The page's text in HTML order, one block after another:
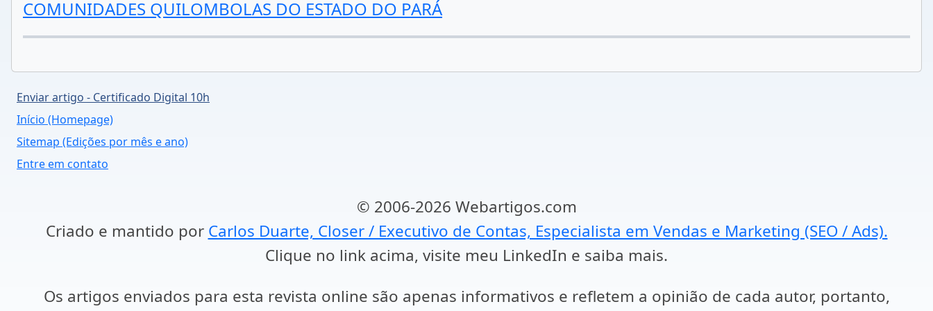
COMUNIDADES QUILOMBOLAS DO ESTADO DO PARÁ
Enviar artigo - Certificado Digital 10h
Início (Homepage)
Sitemap (Edições por mês e ano)
Entre em contato
© 2006-2026 Webartigos.com
Criado e mantido por Carlos Duarte, Closer / Executivo de Contas, Especialista em Vendas e Marketing (SEO / Ads).
Clique no link acima, visite meu LinkedIn e saiba mais.
Os artigos enviados para esta revista online são apenas informativos e refletem a opinião de cada autor, portanto,